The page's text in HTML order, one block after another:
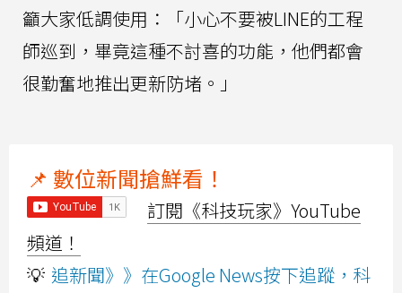
籲大家低調使用：「小心不要被LINE的工程
師巡到，畢竟這種不討喜的功能，他們都會
很勤奮地推出更新防堵。」
📌 數位新聞搶鮮看！
訂閱《科技玩家》YouTube
頻道！
💡 追新聞》》在Google News按下追蹤，科